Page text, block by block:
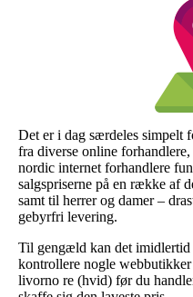
Det er i dag særdeles simpelt
fra diverse online
nordic internet forhandlere
salgspriserne på en række af
samt til herrer og damer –
gebyrfri levering.
Til gengæld kan det imidlertid
kontrollere nogle
livorno re (hvid) før du